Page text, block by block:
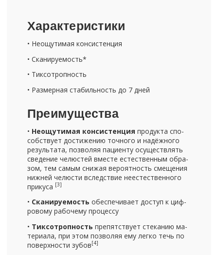
Ха­рак­те­ри­сти­ки
• Неощу­ти­мая кон­си­стен­ция
• Ска­ни­ру­е­мость*
• Тик­со­троп­ность
• Раз­мер­ная ста­биль­ность до 7 дней
Пре­иму­ще­ства
• Неощу­ти­мая кон­си­стен­ция про­дук­та спо­
соб­ству­ет до­сти­же­нию точ­но­го и на­дёж­но­го
ре­зуль­та­та, поз­во­ляя па­ци­ен­ту осу­ществ­лять
све­де­ние че­лю­стей вме­сте есте­ствен­ным об­ра­
зом, тем самым сни­жая ве­ро­ят­ность сме­ще­ния
ниж­ней че­лю­сти вслед­ствие неесте­ствен­но­го
при­ку­са [3]
• Ска­ни­ру­е­мость обес­пе­чи­ва­ет до­ступ к циф­
ро­во­му ра­бо­че­му про­цес­су
• Тик­со­троп­ность пре­пят­ству­ет сте­ка­нию ма­
те­ри­а­ла, при этом поз­во­ляя ему легко течь по
по­верх­но­сти зубов[4]